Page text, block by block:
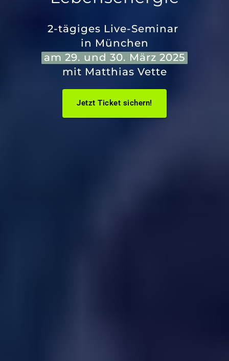
2-tägiges Live-Seminar
in München
am 29. und 30. März 2025
mit Matthias Vette
Jetzt Ticket sichern!